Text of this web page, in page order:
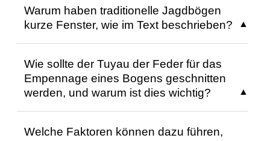
verwendet werden kann, die Verformung
weniger wahrscheinlich ist und das Brett
leichter reparierbar sind. Ein Flatbow bietet
zudem mehr Spielraum bei der
Fehlereinstellung und kann durch Verkürzen
angepasst werden.
Dieses FAQ wurde mit KI erstellt, basierend
Warum haben traditionelle Jagdbögen
kurze Fenster, wie im Text beschrieben?
Fenster, weil die Schussdistanz bei der Jagd
selten mehr als 40 Yards (ca. 35 m) beträgt
und die Verwendung von Zielscheiben dabei
Dieses FAQ wurde mit KI erstellt, basierend
Wie sollte der Tuyau der Feder für das
Empennage eines Bogens geschnitten
werden, und warum ist dies wichtig?
scharfen Messer geschnitten werden, um
Welche Faktoren können dazu führen,